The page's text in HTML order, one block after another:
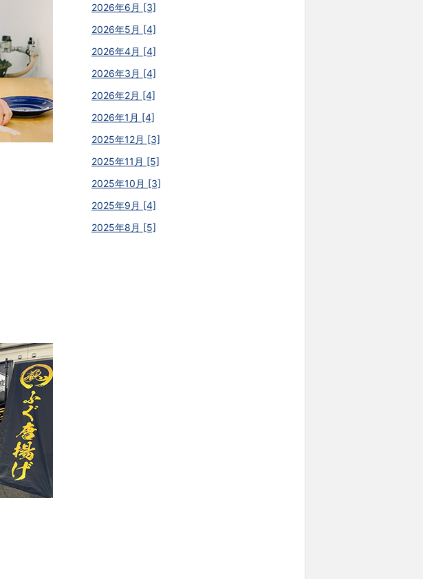
2026年6月 [3]
2026年5月 [4]
2026年4月 [4]
2026年3月 [4]
2026年2月 [4]
2026年1月 [4]
2025年12月 [3]
2025年11月 [5]
2025年10月 [3]
2025年9月 [4]
2025年8月 [5]